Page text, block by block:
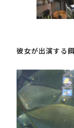
彼女が出演する